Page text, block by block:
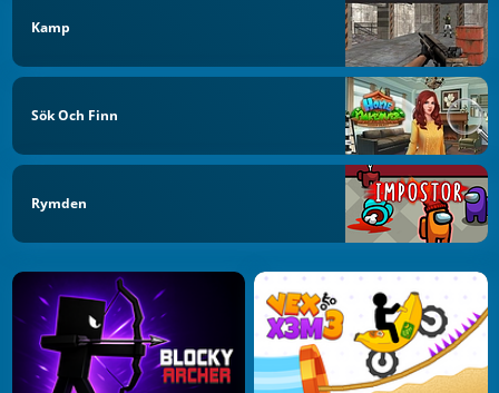
Kamp
Sök Och Finn
Rymden